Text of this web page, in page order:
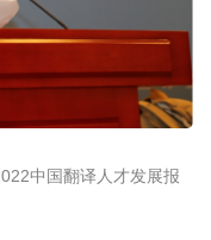
中国翻译人才发展报